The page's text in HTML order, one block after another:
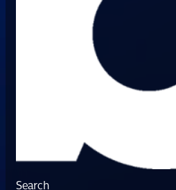
Search